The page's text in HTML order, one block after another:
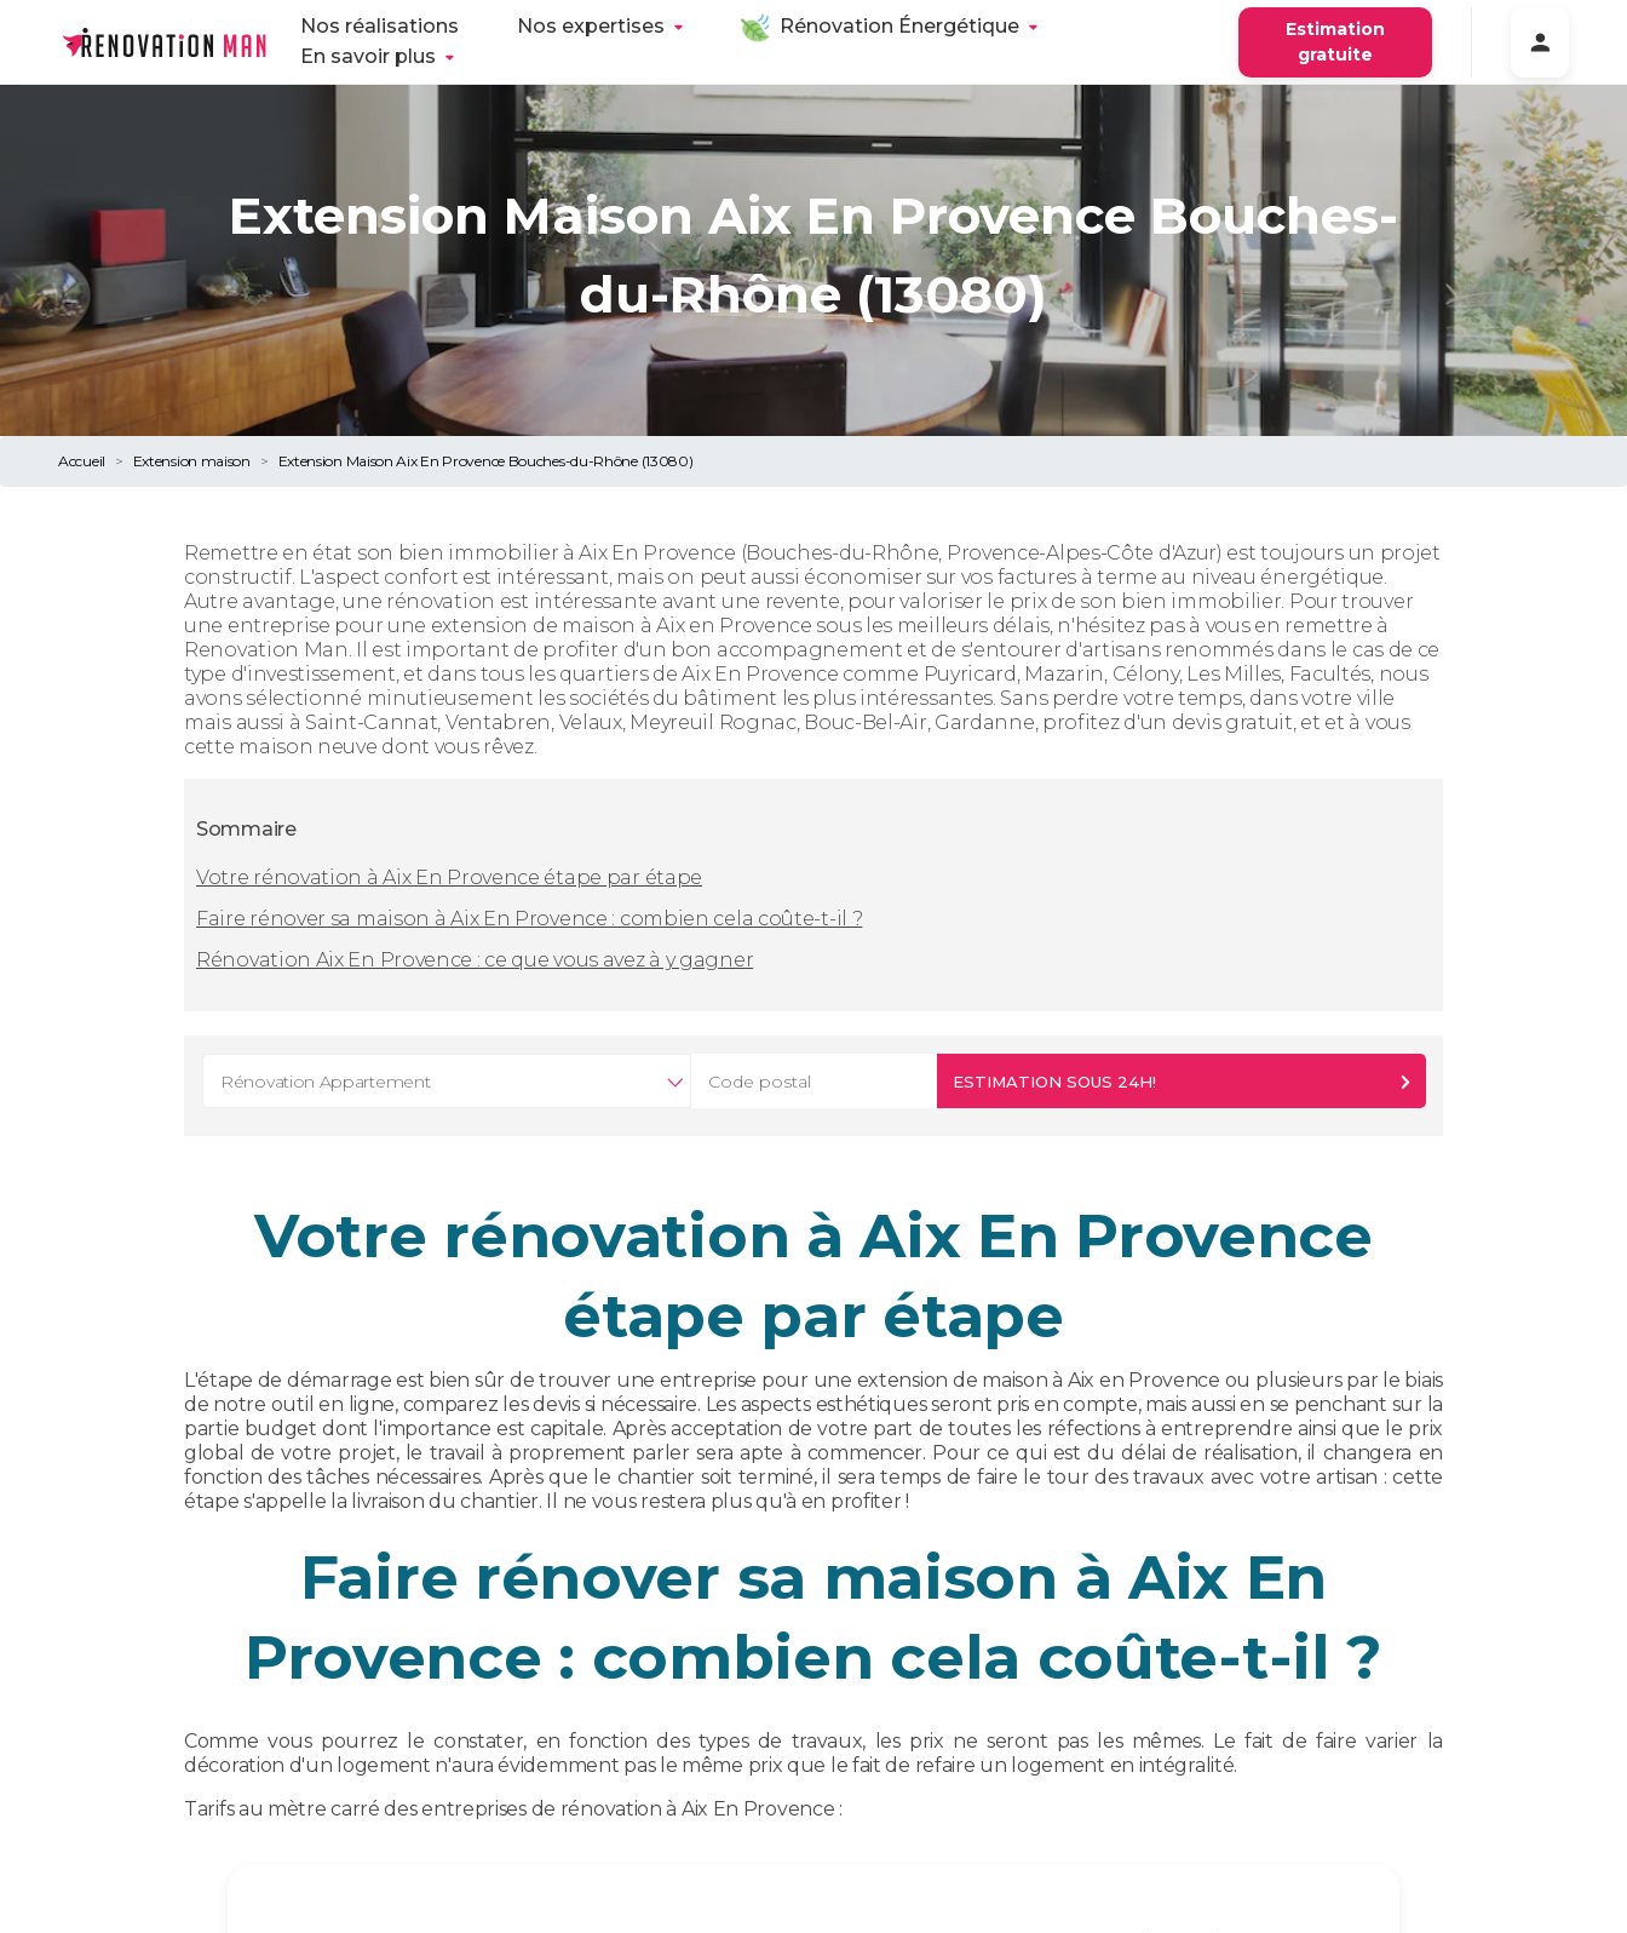
Nos réalisations Nos expertises
Rénovation Énergétique
En savoir plus
Estimation
gratuite
Extension Maison Aix En Provence Bouches-
du-Rhône (13080)
Accueil Extension maison Extension Maison Aix En Provence Bouches-du-Rhône (13080)
Remettre en état son bien immobilier à Aix En Provence (Bouches-du-Rhône, Provence-Alpes-Côte d'Azur) est toujours un projet
constructif. L'aspect confort est intéressant, mais on peut aussi économiser sur vos factures à terme au niveau énergétique.
Autre avantage, une rénovation est intéressante avant une revente, pour valoriser le prix de son bien immobilier. Pour trouver
une entreprise pour une extension de maison à Aix en Provence sous les meilleurs délais, n'hésitez pas à vous en remettre à
Renovation Man. Il est important de profiter d'un bon accompagnement et de s'entourer d'artisans renommés dans le cas de ce
type d'investissement, et dans tous les quartiers de Aix En Provence comme Puyricard, Mazarin, Célony, Les Milles, Facultés, nous
avons sélectionné minutieusement les sociétés du bâtiment les plus intéressantes. Sans perdre votre temps, dans votre ville
mais aussi à Saint-Cannat, Ventabren, Velaux, Meyreuil Rognac, Bouc-Bel-Air, Gardanne, profitez d'un devis gratuit, et et à vous
cette maison neuve dont vous rêvez.
Sommaire
Votre rénovation à Aix En Provence étape par étape
Faire rénover sa maison à Aix En Provence : combien cela coûte-t-il ?
Rénovation Aix En Provence : ce que vous avez à y gagner
Rénovation Appartement ESTIMATION SOUS 24H!
Votre rénovation à Aix En Provence
étape par étape
L'étape de démarrage est bien sûr de trouver une entreprise pour une extension de maison à Aix en Provence ou plusieurs par le biais
de notre outil en ligne, comparez les devis si nécessaire. Les aspects esthétiques seront pris en compte, mais aussi en se penchant sur la
partie budget dont l'importance est capitale. Après acceptation de votre part de toutes les réfections à entreprendre ainsi que le prix
global de votre projet, le travail à proprement parler sera apte à commencer. Pour ce qui est du délai de réalisation, il changera en
fonction des tâches nécessaires. Après que le chantier soit terminé, il sera temps de faire le tour des travaux avec votre artisan : cette
étape s'appelle la livraison du chantier. Il ne vous restera plus qu'à en profiter !
Faire rénover sa maison à Aix En
Provence : combien cela coûte-t-il ?
Comme vous pourrez le constater, en fonction des types de travaux, les prix ne seront pas les mêmes. Le fait de faire varier la
décoration d'un logement n'aura évidemment pas le même prix que le fait de refaire un logement en intégralité.
Tarifs au mètre carré des entreprises de rénovation à Aix En Provence :